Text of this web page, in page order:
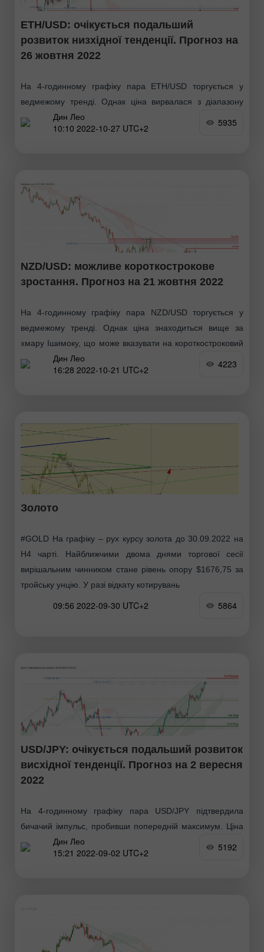
ETH/USD: очікується подальший
розвиток низхідної тенденції. Прогноз на
26 жовтня 2022
На 4-годинному графіку пара ETH/USD торгується у
ведмежому тренді. Однак ціна вирвалася з діапазону
консолідації, обмеженого 1-м рівнем опору 1405.86 та 1-
м рівнем підтримки 1405.86. Потім ціна торкнулася 1-го
Дин Лео
10:10 2022-10-27 UTC+2
5935
NZD/USD: можливе короткострокове
зростання. Прогноз на 21 жовтня 2022
На 4-годинному графіку пара NZD/USD торгується у
ведмежому тренді. Однак ціна знаходиться вище за
хмару Ішимоку, що може вказувати на короткостроковий
бичачий імпульс. Очікується, що ціна проб'є 1-й рівень
Дин Лео
16:28 2022-10-21 UTC+2
4223
Золото
#GOLD На графіку – рух курсу золота до 30.09.2022 на
Н4 чарті. Найближчими двома днями торгової сесії
вирішальним чинником стане рівень опору $1676,75 за
тройську унцію. У разі відкату котирувань
09:56 2022-09-30 UTC+2 5864
USD/JPY: очікується подальший розвиток
висхідної тенденції. Прогноз на 2 вересня
2022
На 4-годинному графіку пара USD/JPY підтвердила
бичачий імпульс, пробивши попередній максимум. Ціна
пробила позначку 139.373, що відповідає попередньому
рівню свінг-хай. Якщо бичачий імпульс збережеться, ціна
Дин Лео
15:21 2022-09-02 UTC+2
5192